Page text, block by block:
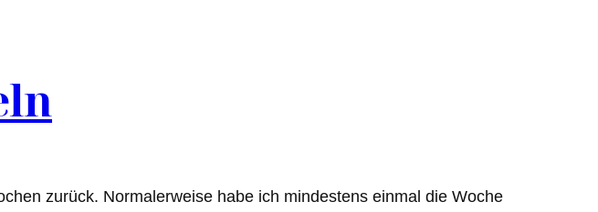
zurück. Normalerweise habe ich mindestens einmal die Woche